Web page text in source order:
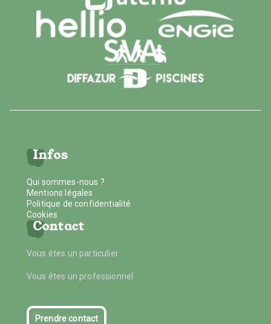
Infos
Qui sommes-nous ?
Mentions légales
Politique de confidentialité
Cookies
Contact
Vous êtes un particulier
Vous êtes un professionnel
Prendre contact